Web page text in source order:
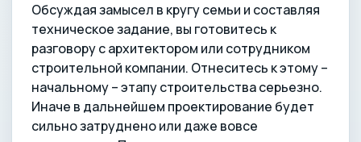
Обсуждая замысел в кругу семьи и составляя
техническое задание, вы готовитесь к
разговору с архитектором или сотрудником
строительной компании. Отнеситесь к этому –
начальному – этапу строительства серьезно.
Иначе в дальнейшем проектирование будет
сильно затруднено или даже вовсе